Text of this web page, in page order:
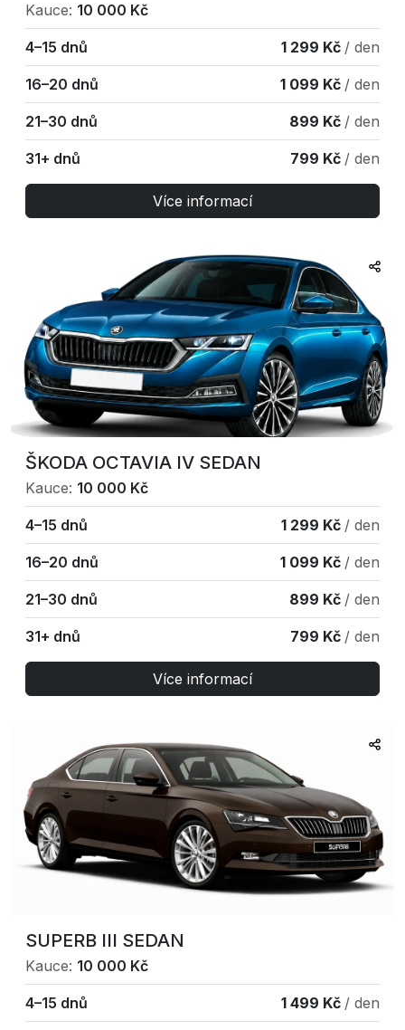
Kauce: 10 000 Kč
4–15 dnů 1 299 Kč / den
16–20 dnů 1 099 Kč / den
21–30 dnů 899 Kč / den
31+ dnů 799 Kč / den
Více informací
ŠKODA OCTAVIA IV SEDAN
Kauce: 10 000 Kč
4–15 dnů 1 299 Kč / den
16–20 dnů 1 099 Kč / den
21–30 dnů 899 Kč / den
31+ dnů 799 Kč / den
Více informací
SUPERB III SEDAN
Kauce: 10 000 Kč
4–15 dnů 1 499 Kč / den